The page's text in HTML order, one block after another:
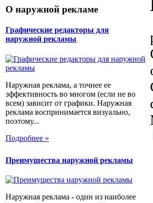
О наружной рекламе
Графические редакторы для
наружной рекламы
Наружная реклама, а точнее ее
эффективность во многом (если не во
всем) зависит от графики. Наружная
реклама воспринимается визуально,
поэтому...
Подробнее »
Преимущества наружной рекламы
Наружная реклама - один из наиболее